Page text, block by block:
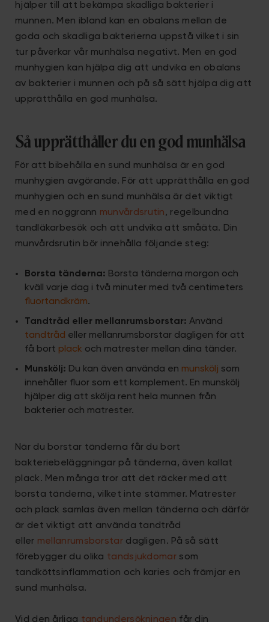
hjälper till att bekämpa skadliga bakterier i
munnen. Men ibland kan en obalans mellan de
goda och skadliga bakterierna uppstå vilket i sin
tur påverkar vår munhälsa negativt. Men en god
munhygien kan hjälpa dig att undvika en obalans
av bakterier i munnen och på så sätt hjälpa dig att
upprätthålla en god munhälsa.
Så upprätthåller du en god munhälsa
För att bibehålla en sund munhälsa är en god
munhygien avgörande. För att upprätthålla en god
munhygien och en sund munhälsa är det viktigt
med en noggrann munvårdsrutin, regelbundna
tandläkarbesök och att undvika att småäta. Din
munvårdsrutin bör innehålla följande steg:
Borsta tänderna: Borsta tänderna morgon och
kväll varje dag i två minuter med två centimeters
fluortandkräm.
Tandtråd eller mellanrumsborstar: Använd
tandtråd eller mellanrumsborstar dagligen för att
få bort plack och matrester mellan dina tänder.
Munskölj: Du kan även använda en munskölj som
innehåller fluor som ett komplement. En munskölj
hjälper dig att skölja rent hela munnen från
bakterier och matrester.
När du borstar tänderna får du bort
bakteriebeläggningar på tänderna, även kallat
plack. Men många tror att det räcker med att
borsta tänderna, vilket inte stämmer. Matrester
och plack samlas även mellan tänderna och därför
är det viktigt att använda tandtråd
eller mellanrumsborstardagligen. På så sätt
förebygger du olika tandsjukdomarsom
tandköttsinflammation och karies och främjar en
sund munhälsa.
Vid den årliga tandundersökningen får din